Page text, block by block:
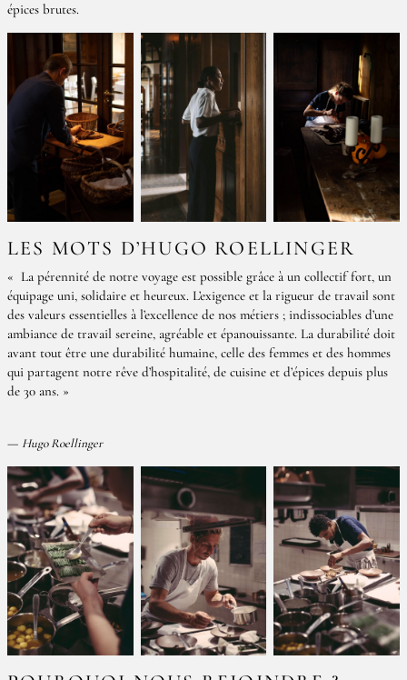
épices brutes.
LES MOTS D’HUGO ROELLINGER
La pérennité de notre voyage est possible grâce à un collectif fort, un
équipage uni, solidaire et heureux. L’exigence et la rigueur de travail sont
des valeurs essentielles à l’excellence de nos métiers ; indissociables d’une
ambiance de travail sereine, agréable et épanouissante. La durabilité doit
avant tout être une durabilité humaine, celle des femmes et des hommes
qui partagent notre rêve d’hospitalité, de cuisine et d’épices depuis plus
de 30 ans.
— Hugo Roellinger